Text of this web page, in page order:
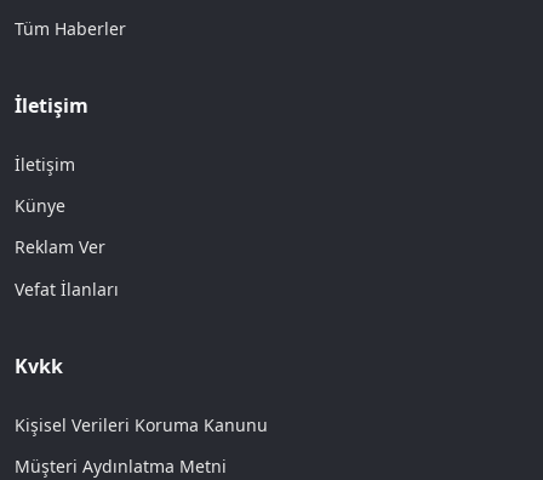
Tüm Haberler
İletişim
İletişim
Künye
Reklam Ver
Vefat İlanları
Kvkk
Kişisel Verileri Koruma Kanunu
Müşteri Aydınlatma Metni